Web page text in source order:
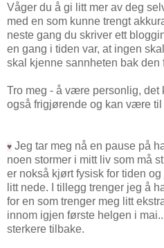
Våger du å gi litt mer av deg
med en som kunne trengt
neste gang du skriver ett
en gang i tiden var, at ingen
skal kjenne sannheten bak den
Tro meg - å være personlig, det
også frigjørende og kan være til
♥ Jeg tar meg nå en pause på
noen stormer i mitt liv som må
er nokså kjørt fysisk for tiden
litt nede. I tillegg trenger jeg å
for en som trenger meg litt
innom igjen første helgen i
sterkere tilbake.